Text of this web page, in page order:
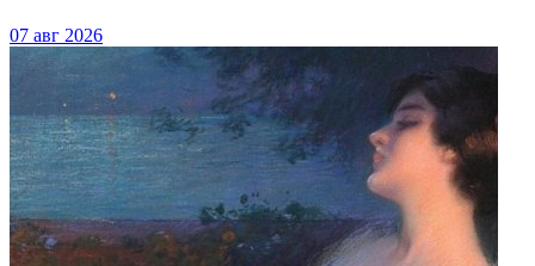
07 авг 2026